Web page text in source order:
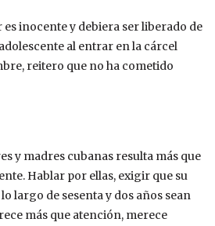
inocente y debiera ser liberado de
al entrar en la cárcel
reitero que no ha cometido
y madres cubanas resulta más que
Hablar por ellas, exigir que su
largo de sesenta y dos años sean
más que atención, merece